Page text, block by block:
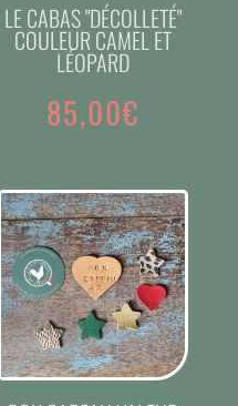
LE CABAS "DÉCOLLETÉ"
COULEUR CAMEL ET
LÉOPARD
85,00€